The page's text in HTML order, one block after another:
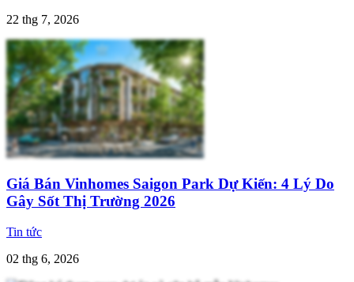
22 thg 7, 2026
Giá Bán Vinhomes Saigon Park Dự Kiến: 4 Lý Do
Gây Sốt Thị Trường 2026
Tin tức
02 thg 6, 2026